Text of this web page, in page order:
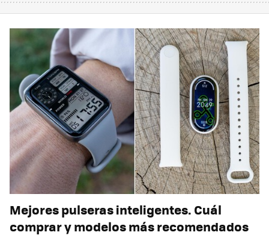
Mejores pulseras inteligentes. Cuál
comprar y modelos más recomendados